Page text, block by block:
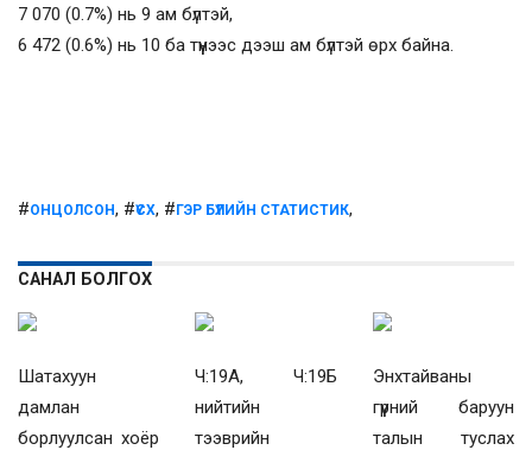
7 070 (0.7%) нь 9 ам бүлтэй,
6 472 (0.6%) нь 10 ба түүнээс дээш ам бүлтэй өрх байна.
#ОНЦОЛСОН, #ҮСХ, # ГЭР БҮЛИЙН СТАТИСТИК,
САНАЛ БОЛГОХ
Шатахуун
дамлан
борлуулсан хоёр
Ч:19А, Ч:19Б
нийтийн
тээврийн
Энхтайваны
гүүрний баруун
талын туслах